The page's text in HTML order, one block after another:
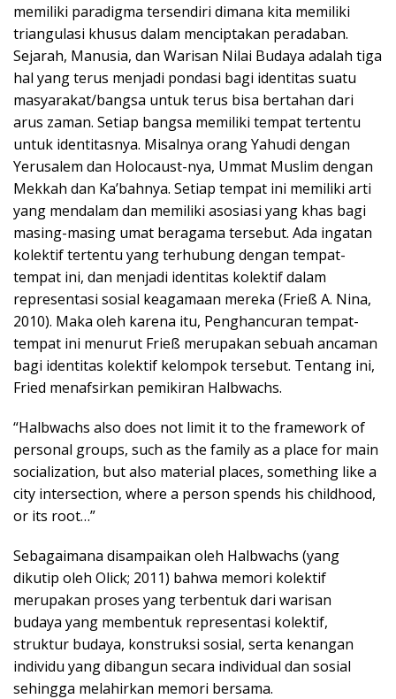
memiliki paradigma tersendiri dimana kita memiliki
triangulasi khusus dalam menciptakan peradaban.
Sejarah, Manusia, dan Warisan Nilai Budaya adalah tiga
hal yang terus menjadi pondasi bagi identitas suatu
masyarakat/bangsa untuk terus bisa bertahan dari
arus zaman. Setiap bangsa memiliki tempat tertentu
untuk identitasnya. Misalnya orang Yahudi dengan
Yerusalem dan Holocaust-nya, Ummat Muslim dengan
Mekkah dan Ka’bahnya. Setiap tempat ini memiliki arti
yang mendalam dan memiliki asosiasi yang khas bagi
masing-masing umat beragama tersebut. Ada ingatan
kolektif tertentu yang terhubung dengan tempat-
tempat ini, dan menjadi identitas kolektif dalam
representasi sosial keagamaan mereka (Frieß A. Nina,
2010). Maka oleh karena itu, Penghancuran tempat-
tempat ini menurut Frieß merupakan sebuah ancaman
bagi identitas kolektif kelompok tersebut. Tentang ini,
Fried menafsirkan pemikiran Halbwachs.
“Halbwachs also does not limit it to the framework of
personal groups, such as the family as a place for main
socialization, but also material places, something like a
city intersection, where a person spends his childhood,
or its root…”
Sebagaimana disampaikan oleh Halbwachs (yang
dikutip oleh Olick; 2011) bahwa memori kolektif
merupakan proses yang terbentuk dari warisan
budaya yang membentuk representasi kolektif,
struktur budaya, konstruksi sosial, serta kenangan
individu yang dibangun secara individual dan sosial
sehingga melahirkan memori bersama.